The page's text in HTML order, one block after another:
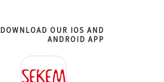
DOWNLOAD OUR IOS AND
ANDROID APP